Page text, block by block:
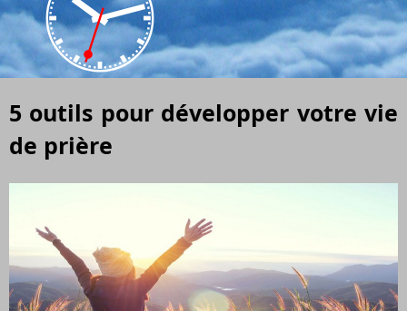
5 outils pour développer votre vie
de prière